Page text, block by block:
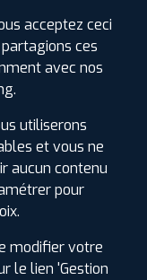
acceptez ceci
ces
avec nos
utiliserons
et vous ne
aucun contenu
pour
modifier votre
le lien 'Gestion